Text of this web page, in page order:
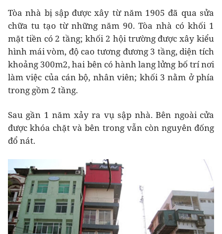
Tòa nhà bị sập được xây từ năm 1905 đã qua sửa
chữa tu tạo từ những năm 90. Tòa nhà có khối 1
mặt tiền có 2 tầng; khối 2 hội trường được xây kiểu
hình mái vòm, độ cao tương đương 3 tầng, diện tích
khoảng 300m2, hai bên có hành lang lửng bố trí nơi
làm việc của cán bộ, nhân viên; khối 3 nằm ở phía
trong gồm 2 tầng.
Sau gần 1 năm xảy ra vụ sập nhà. Bên ngoài cửa
được khóa chặt và bên trong vẫn còn nguyên đống
đổ nát.